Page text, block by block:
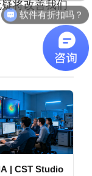
将改善我们
| CST Studio
软件有折扣吗？